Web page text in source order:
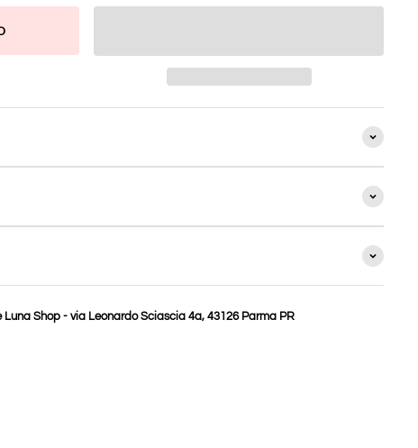
Shop - via Leonardo Sciascia 4a, 43126 Parma PR